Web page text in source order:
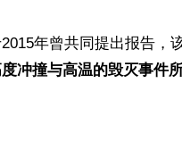
年曾共同提出报告，
冲撞与高温的毁灭事件